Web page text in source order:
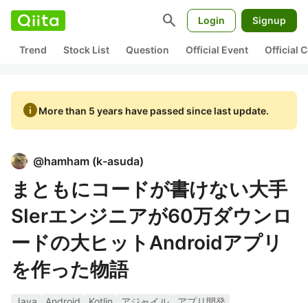
search Login Signup
Trend Stock List Question Official Event Official
infoMore than 5 years have passed since last update.
@hamham (k-asuda)
まともにコードが書けない大手
SIerエンジニアが60万ダウンロ
ードの大ヒットAndroidアプリ
を作った物語